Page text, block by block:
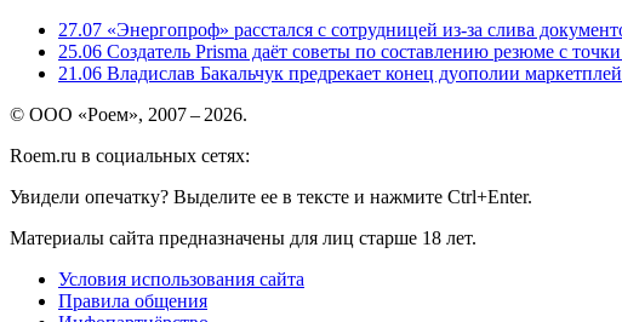
27.07 «Энергопроф» расстался с сотрудницей из-за слива
25.06 Создатель Prisma даёт советы по составлению резюме с
21.06 Владислав Бакальчук предрекает конец дуополии
© ООО «Роем», 2007 – 2026.
Roem.ru в социальных сетях:
Увидели опечатку? Выделите ее в тексте и нажмите Ctrl+Enter.
Материалы сайта предназначены для лиц старше 18 лет.
Условия использования сайта
Правила общения